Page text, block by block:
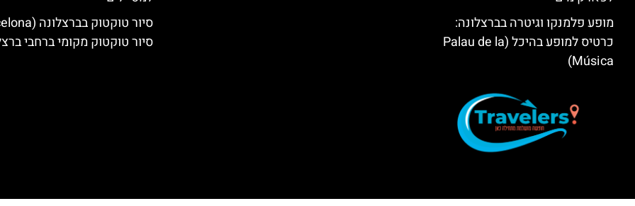
מופע פלמנקו וגיטרה בברצלונה:
כרטיס למופע בהיכל (Palau de la
Música)
סיור טוקטוק מקומי ברחבי